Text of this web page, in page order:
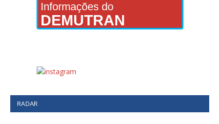
Informações do
DEMUTRAN
RADAR